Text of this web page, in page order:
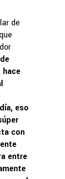
de
hace
eso
con
entre